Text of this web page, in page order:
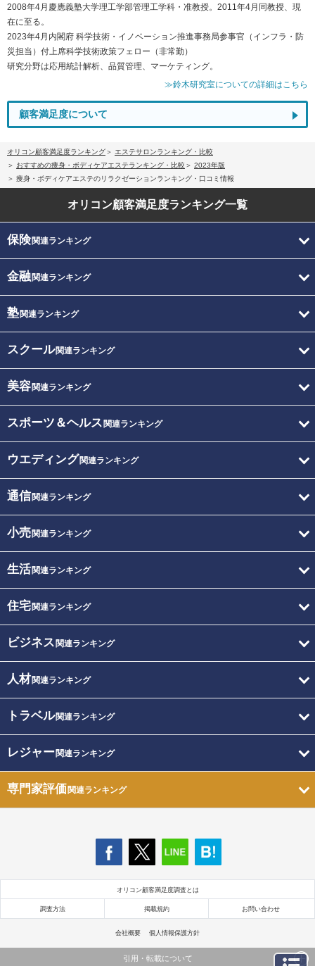
2008年4月慶應義塾大学理工学部管理工学科・准教授。2011年4月同教授、現
在に至る。
2023年4月内閣府 科学技術・イノベーション推進事務局参事官（インフラ・防
災担当）付上席科学技術政策フェロー（非常勤）
研究分野は応用統計解析、品質管理、マーケティング。
≫鈴木研究室についての詳細はこちら
顧客満足度について
オリコン顧客満足度ランキング
エステサロンランキング・比較
おすすめの痩身・ボディケアエステランキング・比較
2023年版
痩身・ボディケアエステのリラクゼーションランキング・口コミ情報
オリコン顧客満足度ランキング一覧
保険関連ランキング
金融関連ランキング
塾関連ランキング
スクール関連ランキング
美容関連ランキング
スポーツ＆ヘルス 関連ランキング
ウエディング関連ランキング
通信関連ランキング
小売関連ランキング
生活関連ランキング
住宅関連ランキング
ビジネス 関連ランキング
人材関連ランキング
トラベル関連ランキング
レジャー関連ランキング
専門家評価関連ランキング
オリコン顧客満足度調査とは
調査方法 掲載規約 お問い合わせ
会社概要 個人情報保護方針
引用・転載について